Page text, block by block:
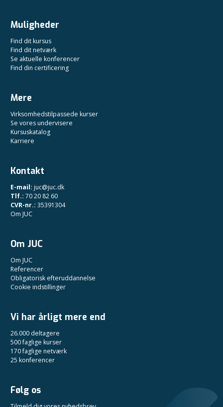
Muligheder
Find dit kursus
Find dit netværk
Se aktuelle konferencer
Find din certificering
Mere
Virksomhedstilpassede kurser
Se vores undervisere
Kursuskatalog
Karriere
Kontakt
E-mail: juc@juc.dk
Tlf.: 70 20 82 60
CVR-nr.: 35391304
Om JUC
Om JUC
Om JUC
Referencer
Obligatorisk efteruddannelse
Cookie indstillinger
Vi har årligt mere end
26.000 deltagere
500 faglige kurser
170 faglige netværk
25 konferencer
Følg os